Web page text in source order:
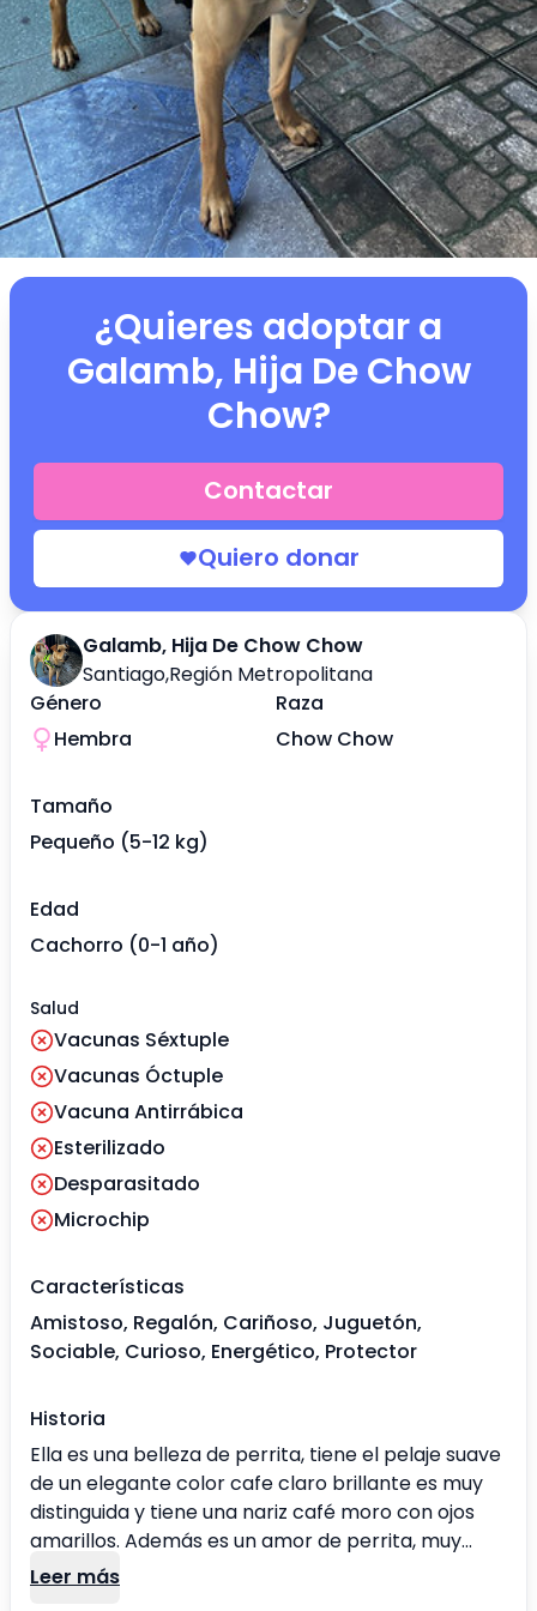
Galamb, Hija De Chow Chow
Santiago,Región Metropolitana
Género
Hembra
Raza
Chow Chow
Tamaño
Pequeño (5-12 kg)
Edad
Cachorro (0-1 año)
Salud
Vacunas Séxtuple
Vacunas Óctuple
Vacuna Antirrábica
Esterilizado
Desparasitado
Microchip
Características
Amistoso, Regalón, Cariñoso, Juguetón,
Sociable, Curioso, Energético, Protector
Historia
Ella es una belleza de perrita, tiene el pelaje suave
de un elegante color cafe claro brillante es muy
distinguida y tiene una nariz café moro con ojos
amarillos. Además es un amor de perrita, muy
cariñosa y juguetona es demostrativa, tranquila y
Leer más
¿Quieres adoptar a
Galamb, Hija De Chow
Chow?
Contactar
Quiero donar